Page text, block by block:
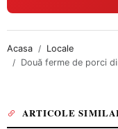
Acasa
Locale
Două ferme de porci
ARTICOLE